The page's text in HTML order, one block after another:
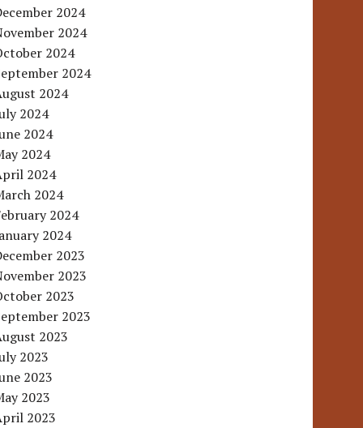
2024
2024
2024
2024
2024
2024
2024
2024
2024
2024
2024
2024
2023
2023
2023
2023
2023
2023
2023
2023
2023